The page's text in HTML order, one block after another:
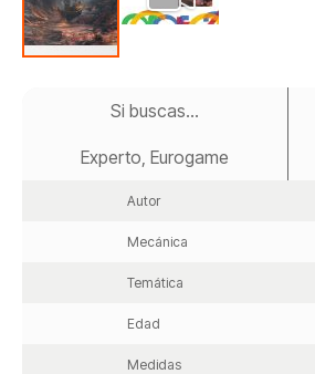
Si buscas...
Experto, Eurogame
Autor
Mecánica
Temática
Edad
Medidas